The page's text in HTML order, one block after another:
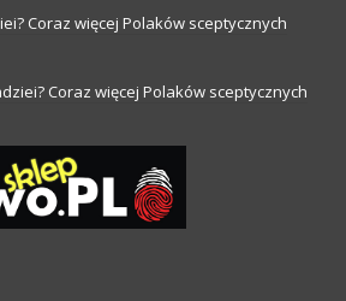
Coraz więcej Polaków sceptycznych
Coraz więcej Polaków sceptycznych